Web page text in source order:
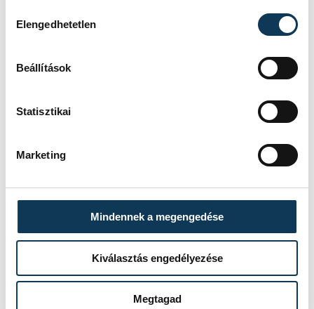
Elengedhetetlen
Beállítások
Statisztikai
Marketing
Mindennek a megengedése
Kiválasztás engedélyezése
Megtagad
FOTÓS
Csaba
Események
KORÁBBI ESEMÉNYEK BETÖLTÉSE